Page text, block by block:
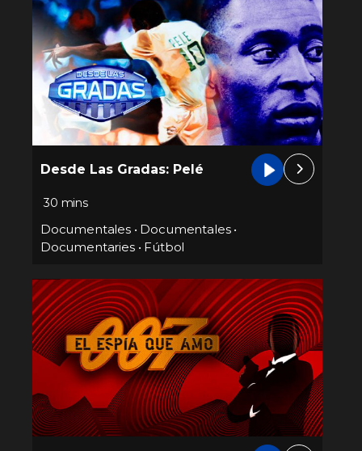
Desde Las Gradas: Pelé
30 mins
Documentales• Documentales•
Documentaries• Fútbol